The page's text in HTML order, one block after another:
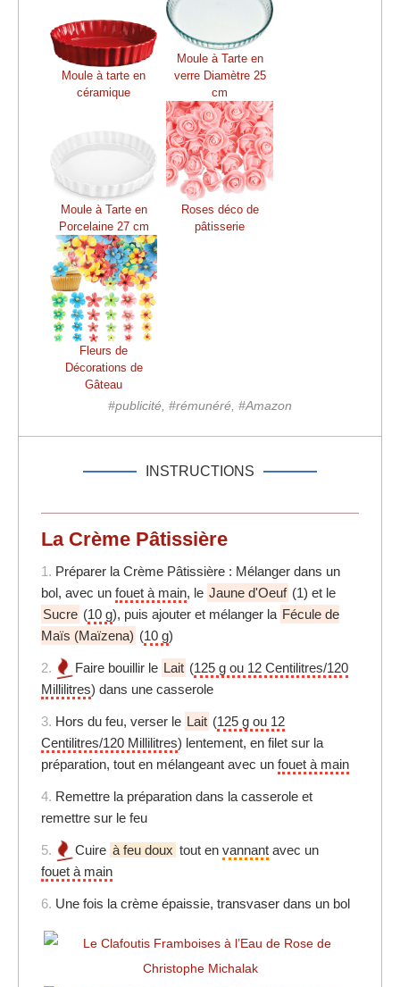
Moule à tarte en
céramique
Moule à Tarte en
verre Diamètre 25
cm
Moule à Tarte en
Porcelaine 27 cm
Roses déco de
pâtisserie
Fleurs de
Décorations de
Gâteau
#publicité, #rémunéré, #Amazon
INSTRUCTIONS
La Crème Pâtissière
1. Préparer la Crème Pâtissière : Mélanger dans un
bol, avec un fouet à main, le Jaune d'Oeuf (1) et le
Sucre (10 g), puis ajouter et mélanger la Fécule de
Maïs (Maïzena) (10 g)
2. Faire bouillir le Lait (125 g ou 12 Centilitres/120
Millilitres) dans une casserole
3. Hors du feu, verser le Lait (125 g ou 12
Centilitres/120 Millilitres) lentement, en filet sur la
préparation, tout en mélangeant avec un fouet à main
4. Remettre la préparation dans la casserole et
remettre sur le feu
5. Cuire à feu doux tout en vannant avec un
fouet à main
6. Une fois la crème épaissie, transvaser dans un bol